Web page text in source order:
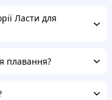
Ласти для
плавання?